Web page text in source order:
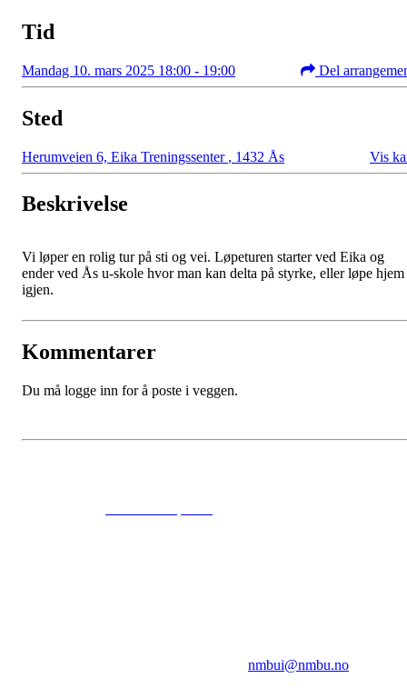
Tid
Mandag 10. mars 2025 18:00 - 19:00 Del
Sted
Herumveien 6, Eika Treningssenter , 1432 Ås Vis
Beskrivelse
Vi løper en rolig tur på sti og vei. Løpeturen starter ved Eika og
ender ved Ås u-skole hvor man kan delta på styrke, eller løpe hjem
igjen.
Kommentarer
Du må logge inn for å poste i veggen.
nmbui@nmbu.no